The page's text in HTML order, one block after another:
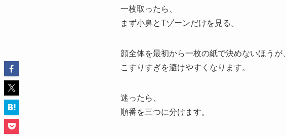
一枚取ったら、
まず小鼻とTゾーンだけを見る。
顔全体を最初から一枚の紙で決めないほうが、
こすりすぎを避けやすくなります。
迷ったら、
順番を三つに分けます。